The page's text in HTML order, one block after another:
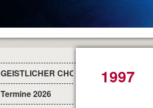
GEISTLICHER CHOR
Termine 2026
1997